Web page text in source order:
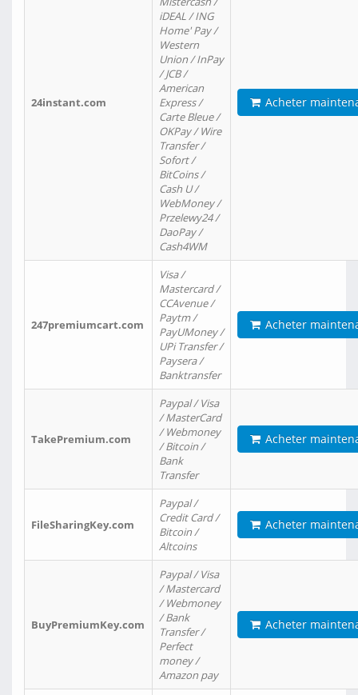
24instant.com
iDEAL / ING
Home' Pay /
Western
Union / InPay
/ JCB /
American
Express /
Carte Bleue /
OKPay / Wire
Transfer /
Sofort /
BitCoins /
Cash U /
WebMoney /
Przelewy24 /
DaoPay /
Cash4WM
Acheter
247premiumcart.com
Visa /
Mastercard /
CCAvenue /
Paytm /
PayUMoney /
UPi Transfer /
Paysera /
Banktransfer
Acheter
TakePremium.com
Paypal / Visa
/ MasterCard
/ Webmoney
/ Bitcoin /
Bank
Transfer
Acheter
FileSharingKey.com
Paypal /
Credit Card /
Bitcoin /
Altcoins
Acheter
BuyPremiumKey.com
Paypal / Visa
/ Mastercard
/ Webmoney
/ Bank
Transfer /
Perfect
money /
Amazon pay
Acheter